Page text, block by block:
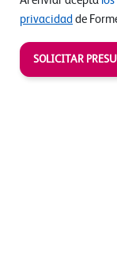
privacidad de
SOLICITAR